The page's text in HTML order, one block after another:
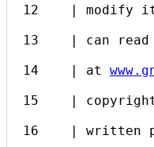
12    | modify
13    | can
14    | at
15    |
16    | written